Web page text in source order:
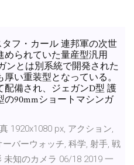
フ・カール 連邦軍の次世
められていた量産型汎用
ンとは別系統で開発された
い重装型となっている。
配備され、ジェガンD型 護
の90mmショートマシンガ
1920x1080 px, アクション,
ーバーウォッチ, 科学, 射手, 戦
未知のカメラ 06/18 2019 一